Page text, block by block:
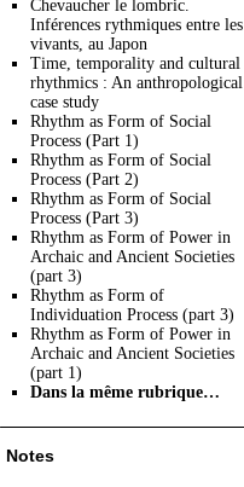
Chevaucher le lombric.
Inférences rythmiques entre les
vivants, au Japon
Time, temporality and cultural
rhythmics : An anthropological
case study
Rhythm as Form of Social
Process (Part 1)
Rhythm as Form of Social
Process (Part 2)
Rhythm as Form of Social
Process (Part 3)
Rhythm as Form of Power in
Archaic and Ancient Societies
(part 3)
Rhythm as Form of
Individuation Process (part 3)
Rhythm as Form of Power in
Archaic and Ancient Societies
(part 1)
Dans la même rubrique…
Notes